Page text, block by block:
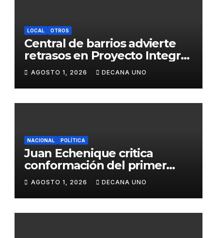
LOCAL OTROS
Central de barrios advierte
retrasos en Proyecto Integral
de Agua y Alcantarillado para
Juliaca
AGOSTO 1, 2026 DECANA UNO
NACIONAL POLÍTICA
Juan Echenique critica
conformación del primer
gabinete ministerial de Keiko
Fujimori
AGOSTO 1, 2026 DECANA UNO